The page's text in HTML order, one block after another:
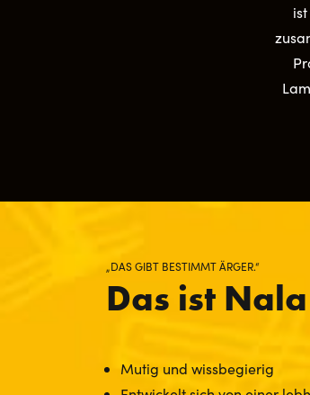
„DAS GIBT BESTIMMT ÄRGER.“
Das ist Nala
Mutig und wissbegierig